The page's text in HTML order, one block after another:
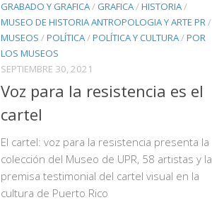
GRABADO Y GRAFICA/ GRAFICA/HISTORIA/
MUSEO DE HISTORIA ANTROPOLOGIA Y ARTE PR/
MUSEOS /POLÍTICA/POLÍTICA Y CULTURA/POR
LOS MUSEOS
SEPTIEMBRE 30, 2021
Voz para la resistencia es el
cartel
El cartel: voz para la resistencia presenta la
colección del Museo de UPR, 58 artistas y la
premisa testimonial del cartel visual en la
cultura de Puerto Rico